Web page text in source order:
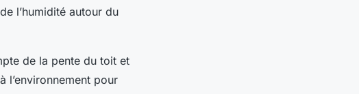
l’humidité autour du
de la pente du toit et
l’environnement pour